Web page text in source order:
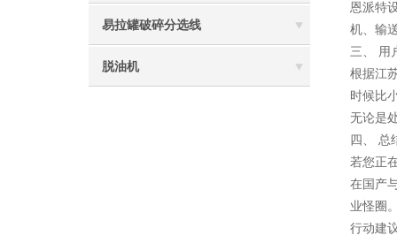
易拉罐破碎分选线
脱油机
恩派特
机、输
三、 用
根据江
时候比
无论是
四、 总
若您正
在国产
业怪圈
行动建